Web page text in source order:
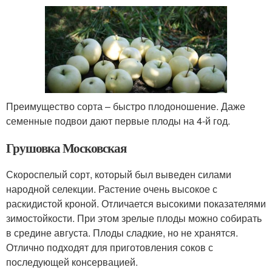
Преимущество сорта – быстро плодоношение. Даже
семенные подвои дают первые плоды на 4-й год.
Грушовка Московская
Скороспелый сорт, который был выведен силами
народной селекции. Растение очень высокое с
раскидистой кроной. Отличается высокими показателями
зимостойкости. При этом зрелые плоды можно собирать
в средине августа. Плоды сладкие, но не хранятся.
Отлично подходят для приготовления соков с
последующей консервацией.